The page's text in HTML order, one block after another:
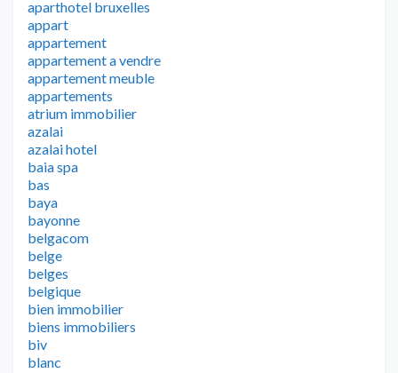
aparthotel bruxelles
appart
appartement
appartement a vendre
appartement meuble
appartements
atrium immobilier
azalai
azalai hotel
baia spa
bas
baya
bayonne
belgacom
belge
belges
belgique
bien immobilier
biens immobiliers
biv
blanc